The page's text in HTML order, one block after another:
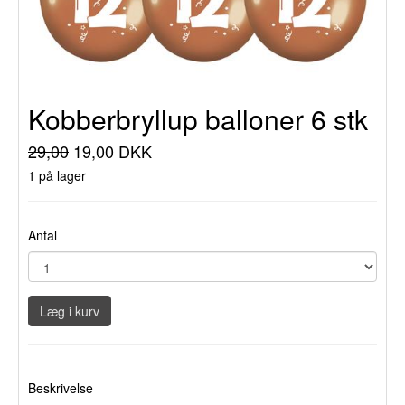
Kobberbryllup balloner 6 stk
29,00 19,00 DKK
1 på lager
Antal
Læg i kurv
Beskrivelse